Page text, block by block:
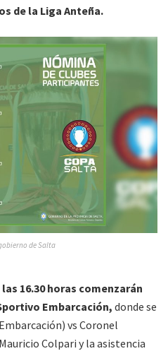
de la Liga Anteña.
de Salta
las 16.30 horas comenzarán
Embarcación, donde se
vs Coronel
Colpari y la asistencia